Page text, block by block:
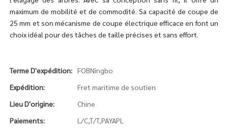
maximum de mobilité et de commodité. Sa capacité de coupe de
25 mm et son mécanisme de coupe électrique efficace en font un
choix idéal pour des tâches de taille précises et sans effort.
Terme D'expédition: FOBNingbo
Expédition:
Fret maritime de soutien
Lieu D'origine:
Chine
Paiements:
L/C,T/T,PAYAPL